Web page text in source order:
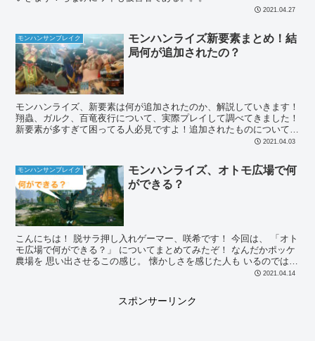
2021.04.27
モンハンサンブレイク
モンハンライズ新要素まとめ！結
局何が追加されたの？
モンハンライズ、新要素は何が追加されたのか、解説していきます！
翔蟲、ガルク、百竜夜行について、実際プレイして調べてきました！
新要素が多すぎて困ってる人必見ですよ！追加されたものについて解
2021.04.03
モンハンサンブレイク
モンハンライズ、オトモ広場で何
ができる？
こんにちは！ 脱サラ押し入れゲーマー、咲希です！ 今回は、 「オト
モ広場で何ができる？」 についてまとめてみたぞ！ なんだかポッケ
農場を 思い出させるこの感じ。 懐かしさを感じた人も いるのではな
2021.04.14
スポンサーリンク